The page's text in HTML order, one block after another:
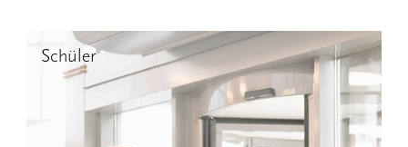
Schüler